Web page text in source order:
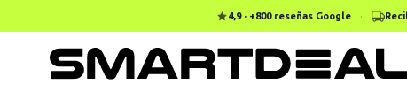
4,9 · +800 reseñas Google ·